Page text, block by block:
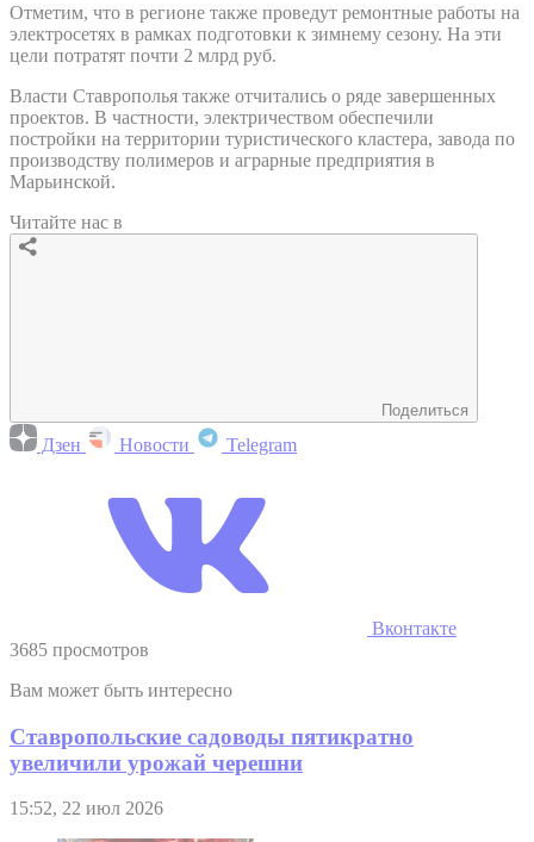
Отметим, что в регионе также проведут ремонтные работы на
электросетях в рамках подготовки к зимнему сезону. На эти
цели потратят почти 2 млрд руб.
Власти Ставрополья также отчитались о ряде завершенных
проектов. В частности, электричеством обеспечили
постройки на территории туристического кластера, завода по
производству полимеров и аграрные предприятия в
Марьинской.
Читайте нас в
Поделиться
Дзен Новости Telegram
Вконтакте
3685 просмотров
Вам может быть интересно
Ставропольские садоводы пятикратно
увеличили урожай черешни
15:52, 22 июл 2026